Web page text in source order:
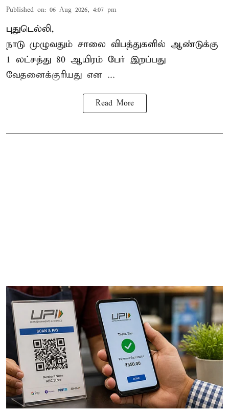
Published on: 06 Aug 2026, 4:07 pm
புதுடெல்லி,
நாடு முழுவதும் சாலை விபத்துகளில் ஆண்டுக்கு
1 லட்சத்து 80 ஆயிரம் பேர் இறப்பது
வேதனைக்குரியது என ...
Read More